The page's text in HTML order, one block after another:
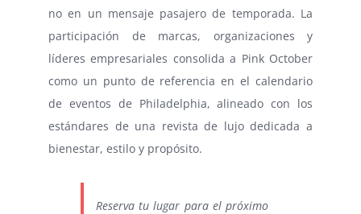
no en un mensaje pasajero de temporada. La
participación de marcas, organizaciones y
líderes empresariales consolida a Pink October
como un punto de referencia en el calendario
de eventos de Philadelphia, alineado con los
estándares de una revista de lujo dedicada a
bienestar, estilo y propósito.
Reserva tu lugar para el próximo